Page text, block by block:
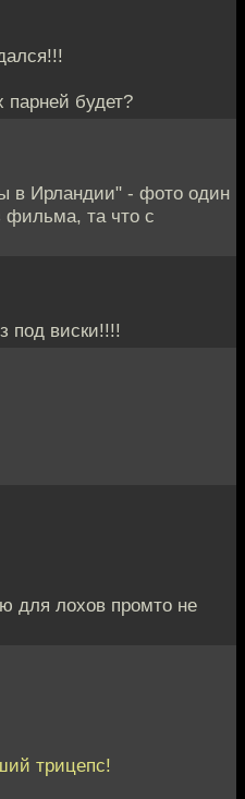
парней будет?
в Ирландии" - фото один
фильма, та что с
под виски!!!!
для лохов промто не
трицепс!